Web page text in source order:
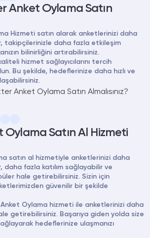
Anket Oylama Satın
Hizmeti satın alarak anketlerinizi daha
takipçilerinizle daha fazla etkileşim
bilinirliğini artırabilirsiniz.
hizmet sağlayıcılarını tercih
Bu şekilde, hedeflerinize daha hızlı ve
Satın Al Hizmeti
satın al hizmetiyle anketlerinizi daha
fazla katılım sağlayabilir ve
hale getirebilirsiniz. Sizin için
güvenilir bir şekilde
Oylama hizmeti ile anketlerinizi daha
getirebilirsiniz. Başarıya giden yolda size
hedeflerinize ulaşmanızı